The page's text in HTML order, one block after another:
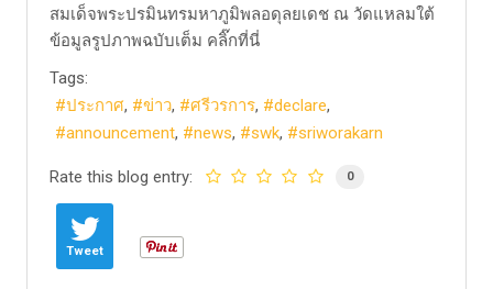
สมเด็จพระปรมินทรมหาภูมิพลอดุลยเดช ณ วัดแหลมใต้ ​
ข้อมูลรูปภาพฉบับเต็ม คลิ๊กที่นี่
Tags:
ประกาศ
ข่าว ศรีวรการ
declare
announcement
news swk sriworakarn
Rate this blog entry: 0
Tweet